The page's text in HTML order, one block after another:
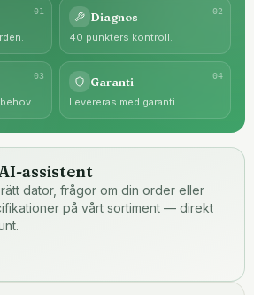
01 02
Diagnos
40 punkters kontroll.
03 04
Garanti
Levereras med garanti.
assistent
dator, frågor om din order eller
på vårt sortiment — direkt